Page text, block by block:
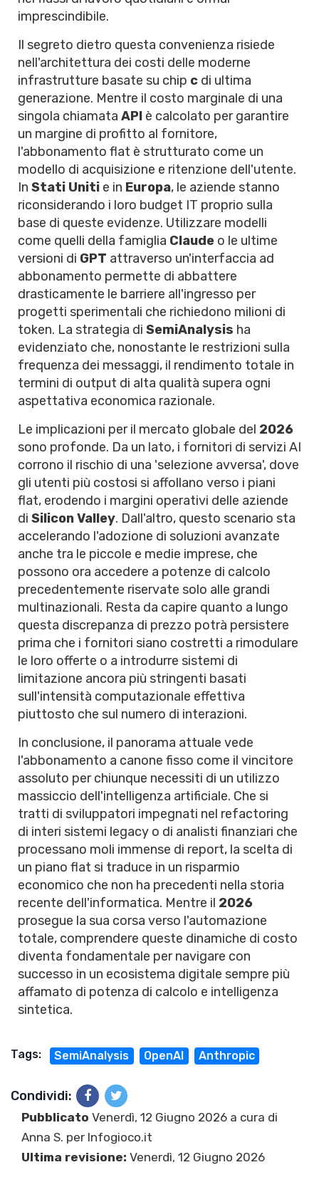
imprescindibile.
Il segreto dietro questa convenienza risiede
nell'architettura dei costi delle moderne
infrastrutture basate su chip c di ultima
generazione. Mentre il costo marginale di una
singola chiamata API è calcolato per garantire
un margine di profitto al fornitore,
l'abbonamento flat è strutturato come un
modello di acquisizione e ritenzione dell'utente.
In Stati Uniti e in Europa, le aziende stanno
riconsiderando i loro budget IT proprio sulla
base di queste evidenze. Utilizzare modelli
come quelli della famiglia Claude o le ultime
versioni di GPT attraverso un'interfaccia ad
abbonamento permette di abbattere
drasticamente le barriere all'ingresso per
progetti sperimentali che richiedono milioni di
token. La strategia di SemiAnalysis ha
evidenziato che, nonostante le restrizioni sulla
frequenza dei messaggi, il rendimento totale in
termini di output di alta qualità supera ogni
aspettativa economica razionale.
Le implicazioni per il mercato globale del 2026
sono profonde. Da un lato, i fornitori di servizi AI
corrono il rischio di una 'selezione avversa', dove
gli utenti più costosi si affollano verso i piani
flat, erodendo i margini operativi delle aziende
di Silicon Valley. Dall'altro, questo scenario sta
accelerando l'adozione di soluzioni avanzate
anche tra le piccole e medie imprese, che
possono ora accedere a potenze di calcolo
precedentemente riservate solo alle grandi
multinazionali. Resta da capire quanto a lungo
questa discrepanza di prezzo potrà persistere
prima che i fornitori siano costretti a rimodulare
le loro offerte o a introdurre sistemi di
limitazione ancora più stringenti basati
sull'intensità computazionale effettiva
piuttosto che sul numero di interazioni.
In conclusione, il panorama attuale vede
l'abbonamento a canone fisso come il vincitore
assoluto per chiunque necessiti di un utilizzo
massiccio dell'intelligenza artificiale. Che si
tratti di sviluppatori impegnati nel refactoring
di interi sistemi legacy o di analisti finanziari che
processano moli immense di report, la scelta di
un piano flat si traduce in un risparmio
economico che non ha precedenti nella storia
recente dell'informatica. Mentre il 2026
prosegue la sua corsa verso l'automazione
totale, comprendere queste dinamiche di costo
diventa fondamentale per navigare con
successo in un ecosistema digitale sempre più
affamato di potenza di calcolo e intelligenza
sintetica.
Tags: SemiAnalysis OpenAI Anthropic
Condividi:
Pubblicato Venerdì, 12 Giugno 2026 a cura di
Anna S. per Infogioco.it
Ultima revisione: Venerdì, 12 Giugno 2026